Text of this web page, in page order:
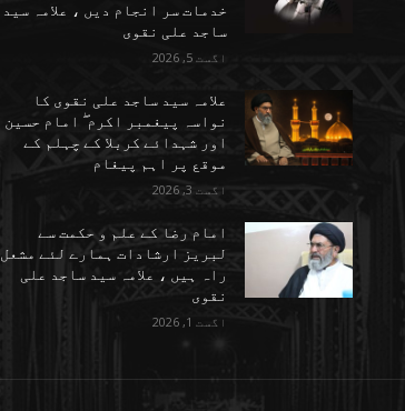
خدمات سر انجام دیں ، علامہ سید
ساجد علی نقوی
اگست 5, 2026
علامہ سید ساجد علی نقوی کا
نواسہ پیغمبر اکرم ۖ امام حسین
اور شہدائے کربلا کے چہلم کے
موقع پر اہم پیغام
اگست 3, 2026
امام رضا کے علم و حکمت سے
لبریز ارشادات ہمارے لئے مشعل
راہ ہیں ، علامہ سید ساجد علی
نقوی
اگست 1, 2026